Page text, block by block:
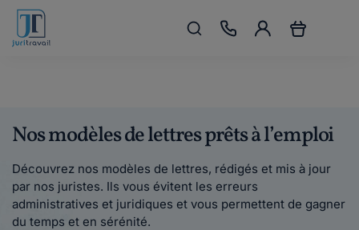
Nos modèles de lettres prêts à l’emploi
Découvrez nos modèles de lettres, rédigés et mis à jour
par nos juristes. Ils vous évitent les erreurs
administratives et juridiques et vous permettent de gagner
du temps et en sérénité.